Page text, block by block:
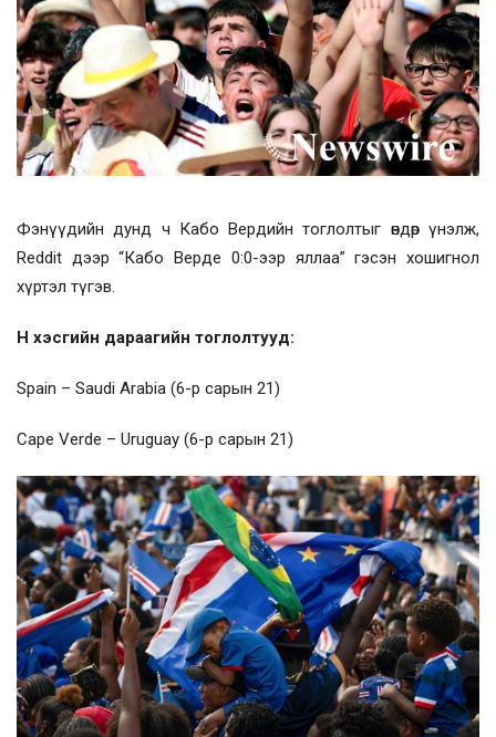
Фэнүүдийн дунд ч Кабо Вердийн тоглолтыг өндөр үнэлж,
Reddit дээр “Кабо Верде 0:0-ээр яллаа” гэсэн хошигнол
хүртэл түгэв.
H хэсгийн дараагийн тоглолтууд:
Spain – Saudi Arabia (6-р сарын 21)
Cape Verde – Uruguay (6-р сарын 21)